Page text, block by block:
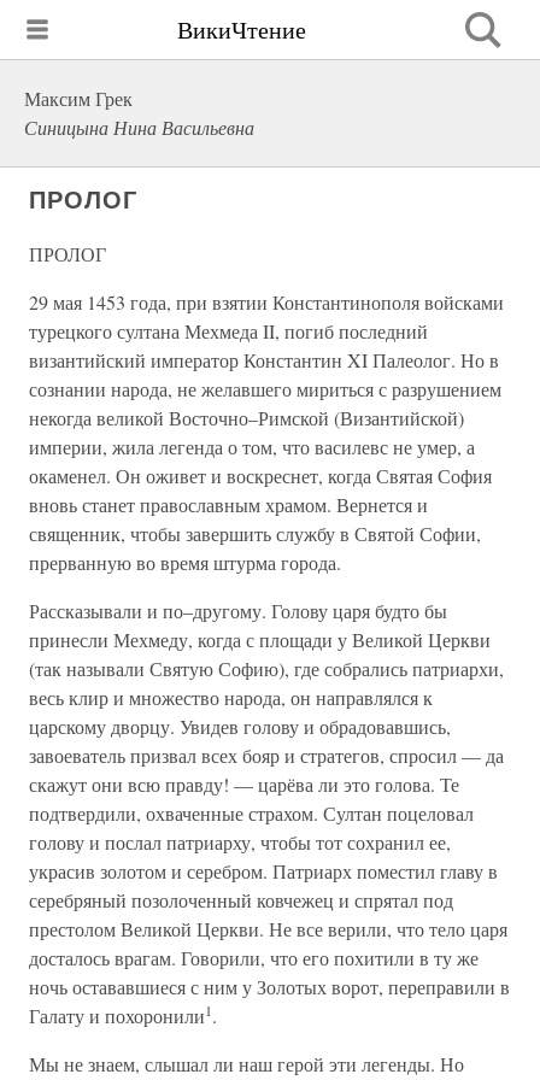
ВикиЧтение
Максим Грек
Синицына Нина Васильевна
ПРОЛОГ
ПРОЛОГ
29 мая 1453 года, при взятии Константинополя войсками
турецкого султана Мехмеда II, погиб последний
византийский император Константин XI Палеолог. Но в
сознании народа, не желавшего мириться с разрушением
некогда великой Восточно–Римской (Византийской)
империи, жила легенда о том, что василевс не умер, а
окаменел. Он оживет и воскреснет, когда Святая София
вновь станет православным храмом. Вернется и
священник, чтобы завершить службу в Святой Софии,
прерванную во время штурма города.
Рассказывали и по–другому. Голову царя будто бы
принесли Мехмеду, когда с площади у Великой Церкви
(так называли Святую Софию), где собрались патриархи,
весь клир и множество народа, он направлялся к
царскому дворцу. Увидев голову и обрадовавшись,
завоеватель призвал всех бояр и стратегов, спросил — да
скажут они всю правду! — царёва ли это голова. Те
подтвердили, охваченные страхом. Султан поцеловал
голову и послал патриарху, чтобы тот сохранил ее,
украсив золотом и серебром. Патриарх поместил главу в
серебряный позолоченный ковчежец и спрятал под
престолом Великой Церкви. Не все верили, что тело царя
досталось врагам. Говорили, что его похитили в ту же
ночь остававшиеся с ним у Золотых ворот, переправили в
Галату и похоронили1.
Мы не знаем, слышал ли наш герой эти легенды. Но